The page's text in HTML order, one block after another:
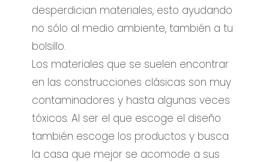
desperdician materiales, esto ayudando
no sólo al medio ambiente, también a tu
bolsillo.
Los materiales que se suelen encontrar
en las construcciones clásicas son muy
contaminadores y hasta algunas veces
tóxicos. Al ser el que escoge el diseño
también escoge los productos y busca
la casa que mejor se acomode a sus